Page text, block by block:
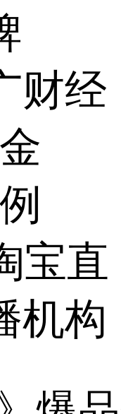
财经
宝直
机构